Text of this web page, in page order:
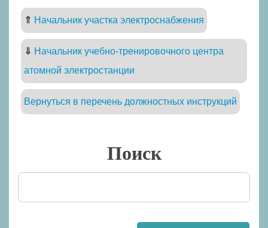
⇑ Начальник участка электроснабжения
⇓ Начальник учебно-тренировочного центра
атомной электростанции
Вернуться в перечень должностных инструкций
Поиск